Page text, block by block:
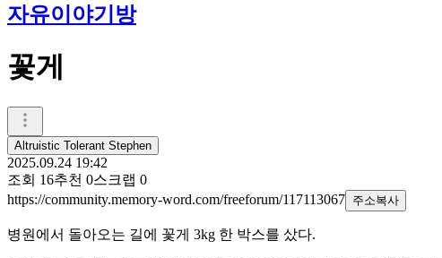
자유이야기방
꽃게
Altruistic Tolerant Stephen
2025.09.24 19:42
조회 16추천 0스크랩 0
https://community.memory-word.com/freeforum/117113067 주소복사
병원에서 돌아오는 길에 꽃게 3kg 한 박스를 샀다.